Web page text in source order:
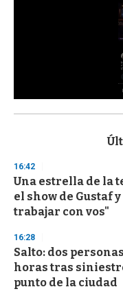
s
d
s
o
f
3
s
e
c
o
n
d
16:42
Una estrella de la
el show de Gustaf
trabajar con vos"
16:28
Salto: dos
horas tras
punto de la ciudad